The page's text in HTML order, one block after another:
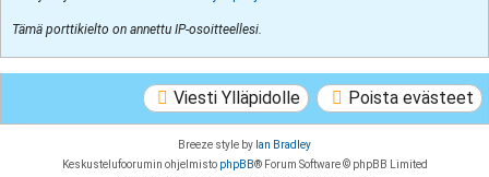
Tämä porttikielto on annettu IP-osoitteellesi.
Poista evästeet
Viesti Ylläpidolle
Breeze style by Ian Bradley
Keskustelufoorumin ohjelmisto phpBB® Forum Software © phpBB Limited